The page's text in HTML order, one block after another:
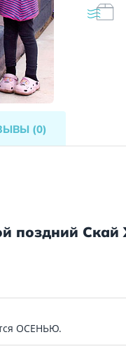
(0)
поздний Скай
ОСЕНЬЮ.